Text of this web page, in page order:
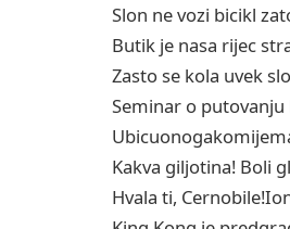
Slon ne vozi bicikl
Butik je nasa rijec
Zasto se kola uvek
Seminar o
Kakva giljotina! Boli
Hvala ti,